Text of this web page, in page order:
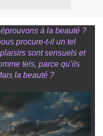
à la beauté ?
procure-t-il un tel
sont sensuels et
tels, parce qu’ils
la beauté ?